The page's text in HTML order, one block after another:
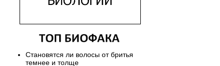
Становятся ли волосы от бритья
темнее и толще